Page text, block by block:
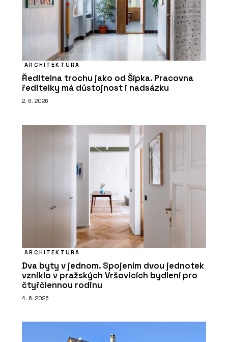
ARCHITEKTURA
Ředitelna trochu jako od Šípka. Pracovna
ředitelky má důstojnost i nadsázku
2. 6. 2026
ARCHITEKTURA
Dva byty v jednom. Spojením dvou jednotek
vzniklo v pražských Vršovicích bydlení pro
čtyřčlennou rodinu
4. 6. 2026